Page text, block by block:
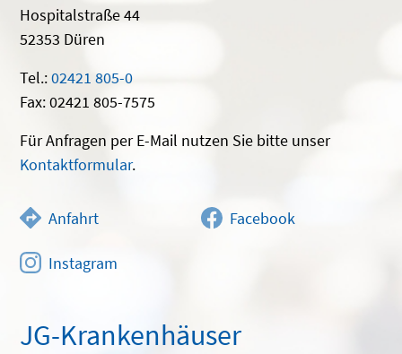
Hospitalstraße 44
52353 Düren
Tel.:02421 805-0
Fax: 02421 805-7575
Für Anfragen per E-Mail nutzen Sie bitte unser
Kontaktformular.
Anfahrt Facebook
Instagram
JG-Krankenhäuser